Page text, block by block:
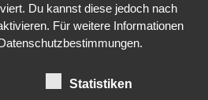
Du kannst diese jedoch nach
Für weitere Informationen
Statistiken